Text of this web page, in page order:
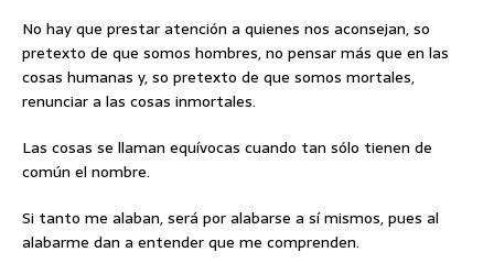
No hay que prestar atención a quienes nos aconsejan, so
pretexto de que somos hombres, no pensar más que en las
cosas humanas y, so pretexto de que somos mortales,
renunciar a las cosas inmortales.
Las cosas se llaman equívocas cuando tan sólo tienen de
común el nombre.
Si tanto me alaban, será por alabarse a sí mismos, pues al
alabarme dan a entender que me comprenden.